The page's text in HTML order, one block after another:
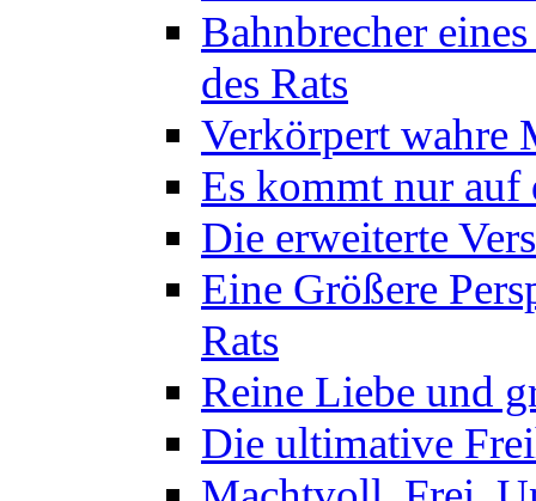
Bahnbrecher
des Rats
Verkörpert wahre
Es kommt nur auf
Die erweiterte
Eine Größere
Rats
Reine Liebe und
Die ultimative